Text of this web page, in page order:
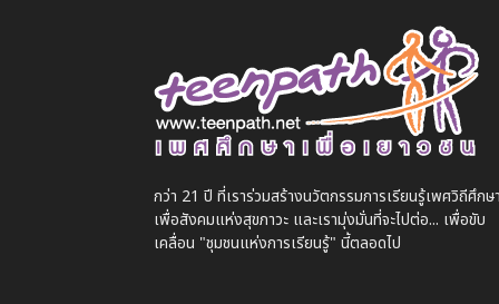
ศึกษา
เพื่อ
เยาวชน
กว่า 21 ปี ที่เราร่วมสร้างนวัตกรรมการเรียนรู้เพศวิถีศึกษา
เพื่อสังคมแห่งสุขภาวะ และเรามุ่งมั่นที่จะไปต่อ... เพื่อขับ
เคลื่อน "ชุมชนแห่งการเรียนรู้" นี้ตลอดไป